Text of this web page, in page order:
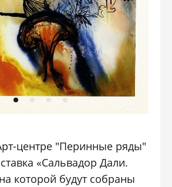
центре "Перинные ряды"
«Сальвадор Дали.
которой будут собраны